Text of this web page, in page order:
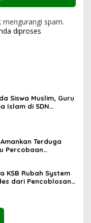
spam.
diproses
Siswa Muslim, Guru
Islam di SDN
Terduga
Percobaan
KSB Rubah System
dari Pencoblosan